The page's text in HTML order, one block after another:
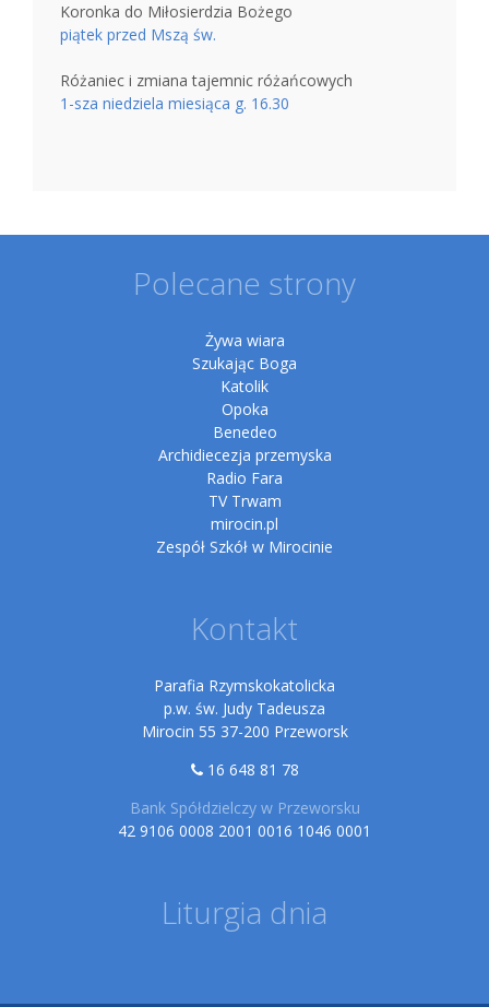
Koronka do Miłosierdzia Bożego
piątek przed Mszą św.
Różaniec i zmiana tajemnic różańcowych
1-sza niedziela miesiąca g. 16.30
Polecane strony
Żywa wiara
Szukając Boga
Katolik
Opoka
Benedeo
Archidiecezja przemyska
Radio Fara
TV Trwam
mirocin.pl
Zespół Szkół w Mirocinie
Kontakt
Parafia Rzymskokatolicka
p.w. św. Judy Tadeusza
Mirocin 55 37-200 Przeworsk
16 648 81 78
Bank Spółdzielczy w Przeworsku
42 9106 0008 2001 0016 1046 0001
Liturgia dnia